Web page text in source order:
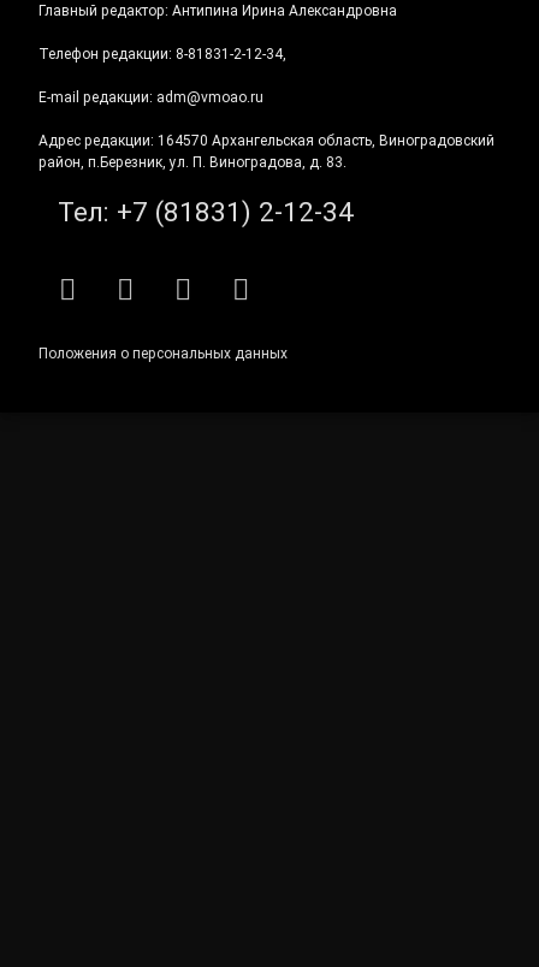
Главный редактор: Антипина Ирина Александровна
Телефон редакции: 8-81831-2-12-34,
E-mail редакции: adm@vmoao.ru
Адрес редакции: 164570 Архангельская область, Виноградовский
район, п.Березник, ул. П. Виноградова, д. 83.
Тел: +7 (81831) 2-12-34
RSS E-mailВКонтакте
Telegram
Положения о персональных данных